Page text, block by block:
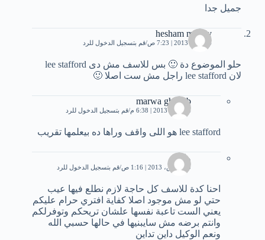
جميل جدا
hesham magdy
14 يناير، 2013 | 7:23 ص قم بتسجيل الدخول للرد
حلو الموضوع دة 🙂 بس للاسف مش دى lee stafford
لان lee stafford راجل مش ست اصلا 🙂
marwa ghallab
14 يناير، 2013 | 6:38 م قم بتسجيل الدخول للرد
lee stafford هو اللى واقف وراها ده بيعلمها تقريب
وائل
19 مارس، 2013 | 1:16 ص قم بتسجيل الدخول للرد
احنا كدة للاسف كل حاجة لازم نطلع فيها عيب
حتي لو مش موجود اصلا كفاية افتري حرام عليكم
يعني الست تاعبة نفسها علشان تريحكم وتوفرلكم
وانتم برضه مش سايبنيها في حالها حسبي الله
ونعم الوكيل داين تداين